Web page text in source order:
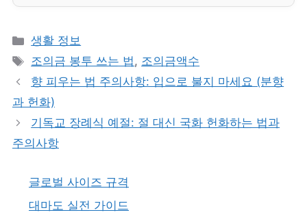
카
테
리
생활 정보
태
그
조의금 봉투 쓰는 법, 조의금액수
향 피우는 법 주의사항: 입으로 불지 마세요 (분향
과 헌화)
기독교 장례식 예절: 절 대신 국화 헌화하는 법과
주의사항
글로벌 사이즈 규격
대마도 실전 가이드